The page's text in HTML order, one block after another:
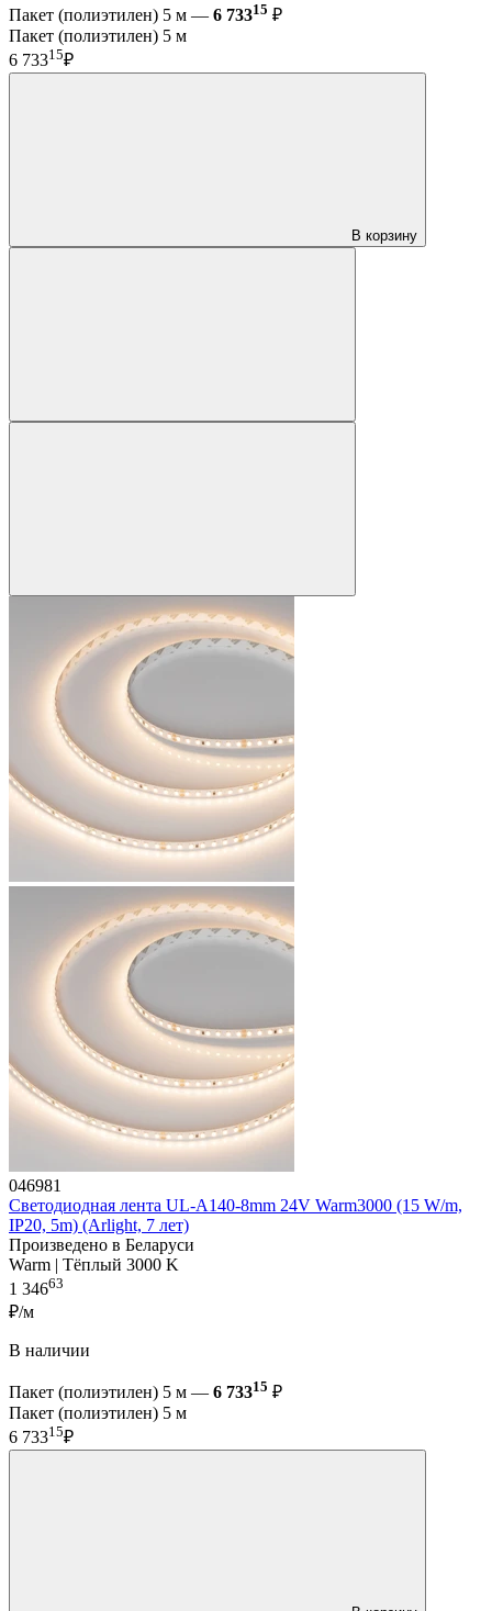
Пакет (полиэтилен) 5 м — 6 73315 ₽
Пакет (полиэтилен) 5 м
6 73315₽
В корзину
046981
Светодиодная лента UL-A140-8mm 24V Warm3000 (15 W/m,
IP20, 5m) (Arlight, 7 лет)
Произведено в Беларуси
Warm | Тёплый 3000 K
1 34663
₽/м
В наличии
Пакет (полиэтилен) 5 м — 6 73315 ₽
Пакет (полиэтилен) 5 м
6 73315₽